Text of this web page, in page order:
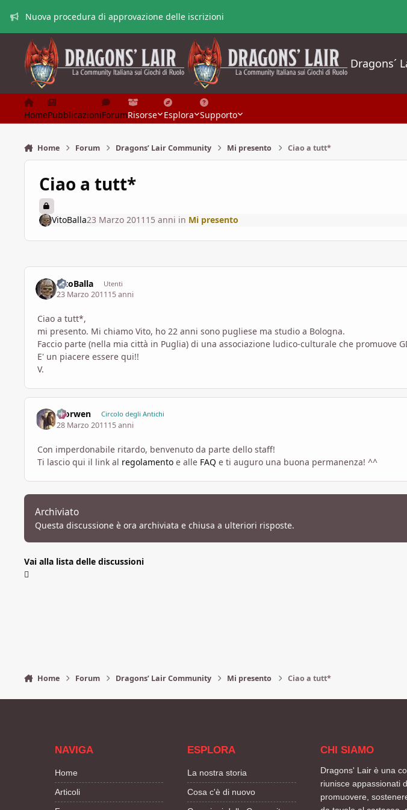
Nuova procedura di approvazione delle iscrizioni
Dragons´
HomePubblicazioniForumRisorse Esplora Supporto
Home Forum Dragons’ Lair Community Mi presento Ciao a tutt*
Ciao a tutt*
VitoBalla23 Marzo 2011 15 anni in Mi presento
VitoBalla Utenti
23 Marzo 201115 anni
Ciao a tutt*,
mi presento. Mi chiamo Vito, ho 22 anni sono pugliese ma studio a Bologna.
Faccio parte (nella mia città in Puglia) di una associazione ludico-culturale che promuove
E' un piacere essere qui!!
V.
Morwen Circolo degli Antichi
28 Marzo 201115 anni
Con imperdonabile ritardo, benvenuto da parte dello staff!
Ti lascio qui il link al regolamento e alle FAQ e ti auguro una buona permanenza! ^^
Archiviato
Questa discussione è ora archiviata e chiusa a ulteriori risposte.
Vai alla lista delle discussioni
Home Forum Dragons’ Lair Community Mi presento Ciao a tutt*
NAVIGA
Home
Articoli
ESPLORA
La nostra storia
Cosa c'è di nuovo
CHI SIAMO
Dragons' Lair è una
riunisce appassionati
promuovere,